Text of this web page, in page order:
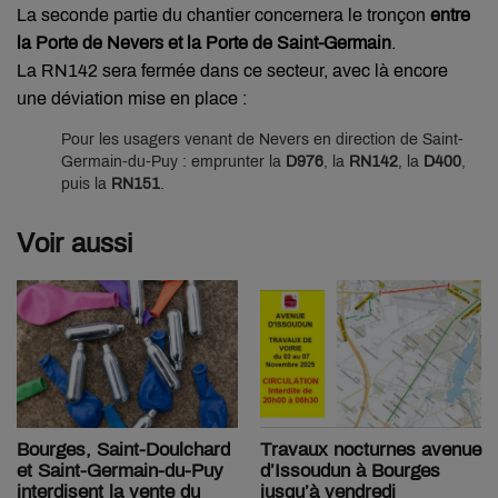
La seconde partie du chantier concernera le tronçon entre
la Porte de Nevers et la Porte de Saint-Germain.
La RN142 sera fermée dans ce secteur, avec là encore
une déviation mise en place :
Pour les usagers venant de Nevers en direction de Saint-
Germain-du-Puy : emprunter la D976 , la RN142 , la D400
puis la RN151
Voir aussi
Bourges, Saint-Doulchard
et Saint-Germain-du-Puy
interdisent la vente du
Travaux nocturnes avenue
d’Issoudun à Bourges
jusqu’à vendredi